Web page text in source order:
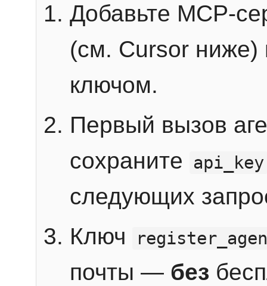
Добавьте MCP-
(см. Cursor ниже)
ключом.
Первый вызов
сохраните
api_key
следующих
Ключ
почты — без